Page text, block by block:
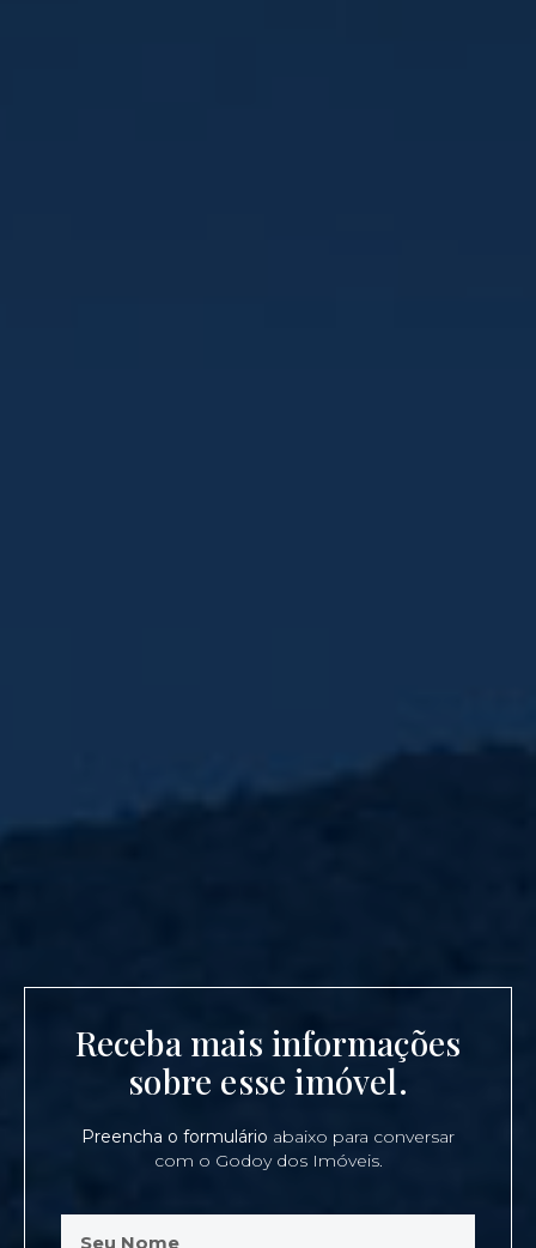
Receba mais informações
sobre esse imóvel.
Preencha o formulário abaixo para conversar
com o Godoy dos Imóveis.